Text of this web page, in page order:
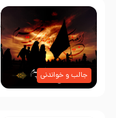
جالب و خواندنی